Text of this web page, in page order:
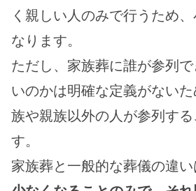
く親しい人のみで行うため
なります。
ただし、家族葬に誰が参列
いのかは明確な定義がない
族や親族以外の人が参列する
す。
家族葬と一般的な葬儀の違い